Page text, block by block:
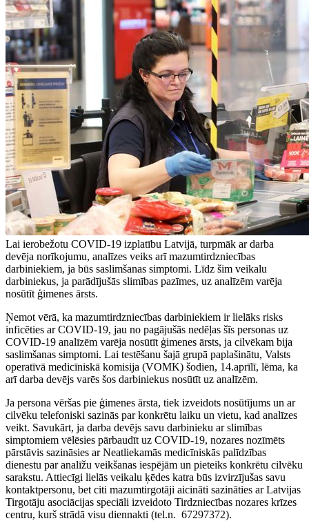
Lai ierobežotu COVID-19 izplatību Latvijā, turpmāk ar darba
devēja norīkojumu, analīzes veiks arī mazumtirdzniecības
darbiniekiem, ja būs saslimšanas simptomi. Līdz šim veikalu
darbiniekus, ja parādījušās slimības pazīmes, uz analīzēm varēja
nosūtīt ģimenes ārsts.
Ņemot vērā, ka mazumtirdzniecības darbiniekiem ir lielāks risks
inficēties ar COVID-19, jau no pagājušās nedēļas šīs personas uz
COVID-19 analīzēm varēja nosūtīt ģimenes ārsts, ja cilvēkam bija
saslimšanas simptomi. Lai testēšanu šajā grupā paplašinātu, Valsts
operatīvā medicīniskā komisija (VOMK) šodien, 14.aprīlī, lēma, ka
arī darba devējs varēs šos darbiniekus nosūtīt uz analīzēm.
Ja persona vēršas pie ģimenes ārsta, tiek izveidots nosūtījums un ar
cilvēku telefoniski sazinās par konkrētu laiku un vietu, kad analīzes
veikt. Savukārt, ja darba devējs savu darbinieku ar slimības
simptomiem vēlēsies pārbaudīt uz COVID-19, nozares nozīmēts
pārstāvis sazināsies ar Neatliekamās medicīniskās palīdzības
dienestu par analīžu veikšanas iespējām un pieteiks konkrētu cilvēku
sarakstu. Attiecīgi lielās veikalu ķēdes katra būs izvirzījušas savu
kontaktpersonu, bet citi mazumtirgotāji aicināti sazināties ar Latvijas
Tirgotāju asociācijas speciāli izveidoto Tirdzniecības nozares krīzes
centru, kurš strādā visu diennakti (tel.n. 67297372).